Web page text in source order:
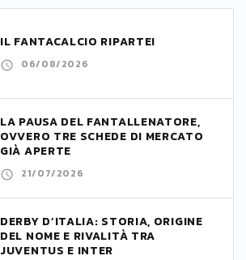
IL FANTACALCIO RIPARTE!
06/08/2026
LA PAUSA DEL FANTALLENATORE,
OVVERO TRE SCHEDE DI MERCATO
GIÀ APERTE
21/07/2026
DERBY D’ITALIA: STORIA, ORIGINE
DEL NOME E RIVALITÀ TRA
JUVENTUS E INTER